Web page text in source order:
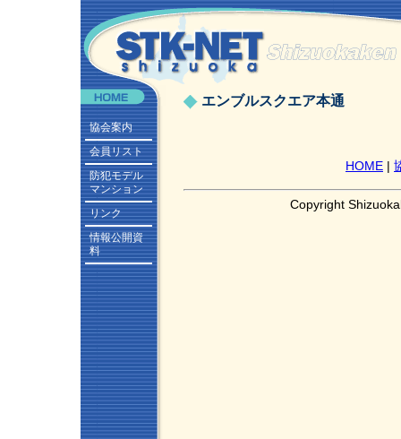
協会案内
会員リスト
防犯モデル
マンション
リンク
情報公開資
料
エンブルスクエア本通
HOME |
Copyright